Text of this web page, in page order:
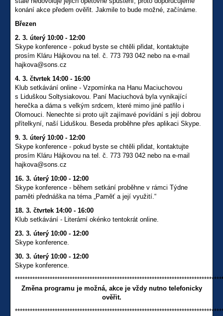
konání akce předem ověřit. Jakmile to bude možné, začínáme.
Březen
2. 3. úterý 10:00 - 12:00
Skype konference - pokud byste se chtěli přidat, kontaktujte
prosím Kláru Hájkovou na tel. č. 773 793 042 nebo na e-mail
hajkova@sons.cz
4. 3. čtvrtek 14:00 - 16:00
Klub setkávání online - Vzpomínka na Hanu Maciuchovou
s Liduškou Soltysiakovou. Paní Maciuchová byla vynikající
herečka a dáma s velkým srdcem, které mimo jiné patřilo i
Olomouci. Nenechte si proto ujít zajímavé povídání s její dobrou
přítelkyní, naší Liduškou. Beseda proběhne přes aplikaci Skype.
9. 3. úterý 10:00 - 12:00
Skype konference - pokud byste se chtěli přidat, kontaktujte
prosím Kláru Hájkovou na tel. č. 773 793 042 nebo na e-mail
hajkova@sons.cz
16. 3. úterý 10:00 - 12:00
Skype konference - během setkání proběhne v rámci Týdne
paměti přednáška na téma „Paměť a její využití.“
18. 3. čtvrtek 14:00 - 16:00
Klub setkávání - Literární okénko tentokrát online.
23. 3. úterý 10:00 - 12:00
Skype konference.
30. 3. úterý 10:00 - 12:00
Skype konference.
***********************************************************************************
Změna programu je možná, akce je vždy nutno telefonicky
ověřit.